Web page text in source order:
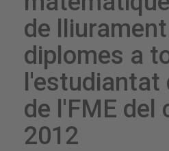
de
diplomes a
de l'FME del
2012